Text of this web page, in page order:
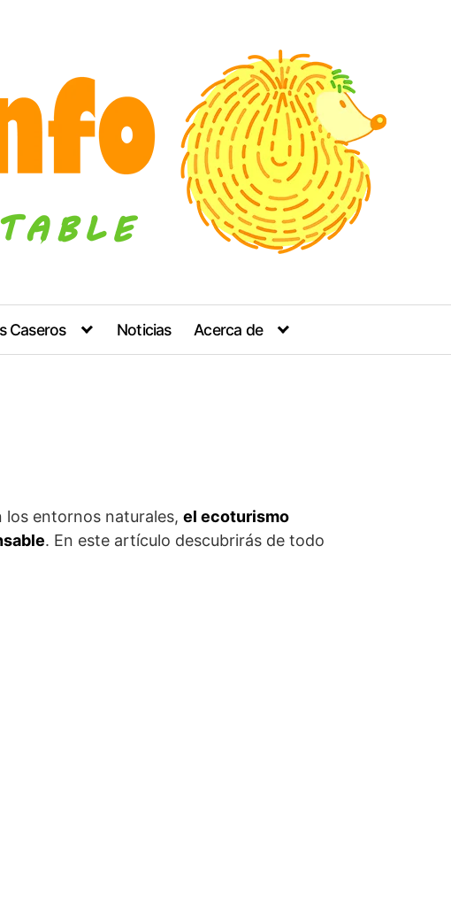
Caseros Noticias Acerca de
los entornos naturales, el ecoturismo
. En este artículo descubrirás de todo